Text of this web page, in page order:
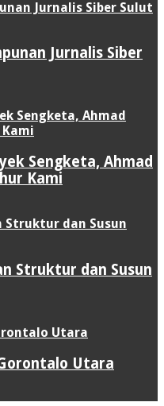
Jurnalis Siber
Sengketa, Ahmad
Kami
Struktur dan Susun
Utara